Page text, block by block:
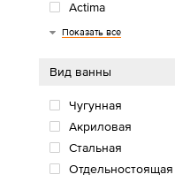
Actima
BelBagno
Aquanika
Cezares
Vincea
ODA
1ACReal
MarkaONE
Calypso
VagnerPlast
Triton
GROSSMAN
Aquatek
ВИЗ
White wave
Wotte
Roca
Bas
RIHO
Excellent
Показать все
Вид ванны
Чугунная
Акриловая
Стальная
Отдельностоящая